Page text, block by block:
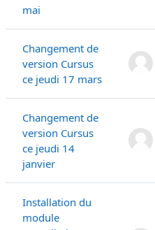
mai
Changement de
version Cursus
ce jeudi 17 mars
Changement de
version Cursus
ce jeudi 14
janvier
Installation du
module